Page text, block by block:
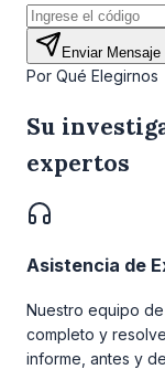
Enviar Mensaje
Por Qué Elegirnos
Su
expertos
Asistencia de
Nuestro equipo
completo y
informe, antes y